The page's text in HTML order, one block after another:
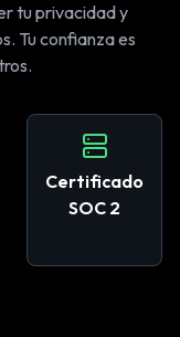
tu privacidad y
Tu confianza es
Certificado
SOC 2